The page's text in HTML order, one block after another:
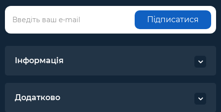
Підписатися
Інформація
Додатково